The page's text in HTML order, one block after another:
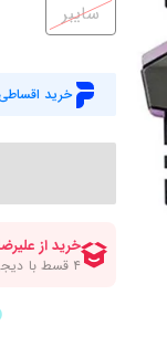
سایبر
خرید